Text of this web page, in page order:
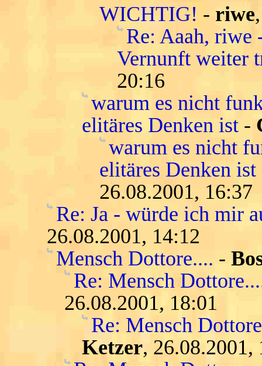
WICHTIG! - riwe
Re: Aaah, riwe
Vernunft weiter
20:16
warum es nicht
elitäres Denken ist -
warum es nicht
elitäres Denken
26.08.2001, 16:37
Re: Ja - würde ich mir
26.08.2001, 14:12
Mensch Dottore.... -
Re: Mensch
26.08.2001, 18:01
Re: Mensch
Ketzer, 26.08.2001,